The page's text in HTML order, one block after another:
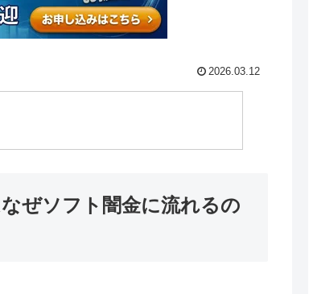
2026.03.12
ぜソフト闇金に流れるの